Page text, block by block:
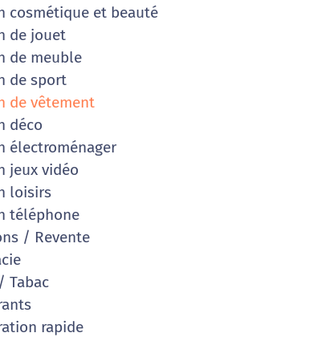
cosmétique et beauté
de jouet
de meuble
de sport
de vêtement
déco
électroménager
jeux vidéo
loisirs
téléphone
/ Revente
Tabac
rapide